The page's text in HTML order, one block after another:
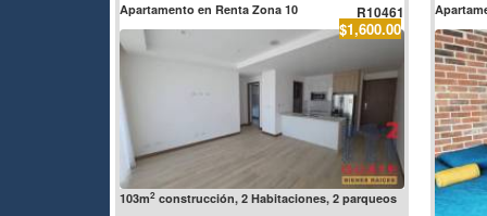
Apartamento en Renta Zona 10 R10461
$1,600.00
103m2construcción, 2 Habitaciones, 2 parqueos